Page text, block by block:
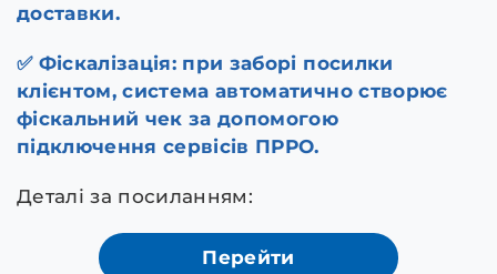
доставки.
✅ Фіскалізація: при заборі посилки
клієнтом, система автоматично створює
фіскальний чек за допомогою
підключення сервісів ПРРО.
Деталі за посиланням:
Перейти